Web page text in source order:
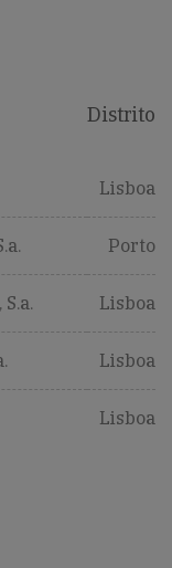
Distrito
Lisboa
Porto
Lisboa
Lisboa
Lisboa